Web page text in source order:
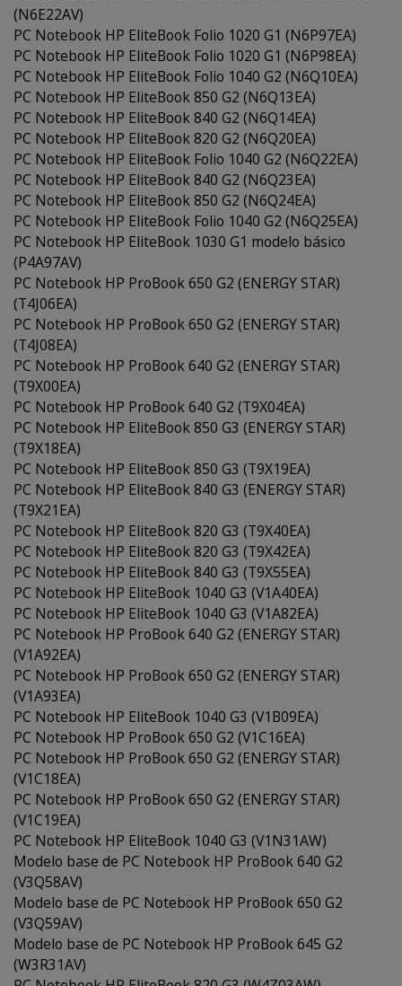
(N6E22AV)
PC Notebook HP EliteBook Folio 1020 G1 (N6P97EA)
PC Notebook HP EliteBook Folio 1020 G1 (N6P98EA)
PC Notebook HP EliteBook Folio 1040 G2 (N6Q10EA)
PC Notebook HP EliteBook 850 G2 (N6Q13EA)
PC Notebook HP EliteBook 840 G2 (N6Q14EA)
PC Notebook HP EliteBook 820 G2 (N6Q20EA)
PC Notebook HP EliteBook Folio 1040 G2 (N6Q22EA)
PC Notebook HP EliteBook 840 G2 (N6Q23EA)
PC Notebook HP EliteBook 850 G2 (N6Q24EA)
PC Notebook HP EliteBook Folio 1040 G2 (N6Q25EA)
PC Notebook HP EliteBook 1030 G1 modelo básico
(P4A97AV)
PC Notebook HP ProBook 650 G2 (ENERGY STAR)
(T4J06EA)
PC Notebook HP ProBook 650 G2 (ENERGY STAR)
(T4J08EA)
PC Notebook HP ProBook 640 G2 (ENERGY STAR)
(T9X00EA)
PC Notebook HP ProBook 640 G2 (T9X04EA)
PC Notebook HP EliteBook 850 G3 (ENERGY STAR)
(T9X18EA)
PC Notebook HP EliteBook 850 G3 (T9X19EA)
PC Notebook HP EliteBook 840 G3 (ENERGY STAR)
(T9X21EA)
PC Notebook HP EliteBook 820 G3 (T9X40EA)
PC Notebook HP EliteBook 820 G3 (T9X42EA)
PC Notebook HP EliteBook 840 G3 (T9X55EA)
PC Notebook HP EliteBook 1040 G3 (V1A40EA)
PC Notebook HP EliteBook 1040 G3 (V1A82EA)
PC Notebook HP ProBook 640 G2 (ENERGY STAR)
(V1A92EA)
PC Notebook HP ProBook 650 G2 (ENERGY STAR)
(V1A93EA)
PC Notebook HP EliteBook 1040 G3 (V1B09EA)
PC Notebook HP ProBook 650 G2 (V1C16EA)
PC Notebook HP ProBook 650 G2 (ENERGY STAR)
(V1C18EA)
PC Notebook HP ProBook 650 G2 (ENERGY STAR)
(V1C19EA)
PC Notebook HP EliteBook 1040 G3 (V1N31AW)
Modelo base de PC Notebook HP ProBook 640 G2
(V3Q58AV)
Modelo base de PC Notebook HP ProBook 650 G2
(V3Q59AV)
Modelo base de PC Notebook HP ProBook 645 G2
(W3R31AV)